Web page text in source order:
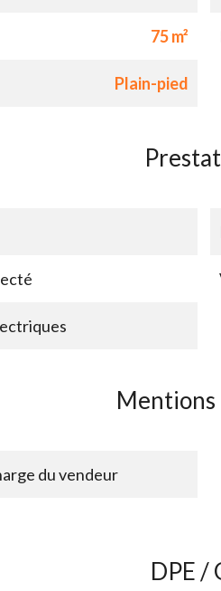
75 m²
Plain-pied
Mentions
du vendeur
DPE /